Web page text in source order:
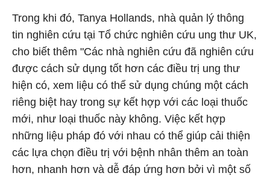
Trong khi đó, Tanya Hollands, nhà quản lý thông
tin nghiên cứu tại Tổ chức nghiên cứu ung thư UK,
cho biết thêm "Các nhà nghiên cứu đã nghiên cứu
được cách sử dụng tốt hơn các điều trị ung thư
hiện có, xem liệu có thể sử dụng chúng một cách
riêng biệt hay trong sự kết hợp với các loại thuốc
mới, như loại thuốc này không. Việc kết hợp
những liệu pháp đó với nhau có thể giúp cải thiện
các lựa chọn điều trị với bệnh nhân thêm an toàn
hơn, nhanh hơn và dễ đáp ứng hơn bởi vì một số